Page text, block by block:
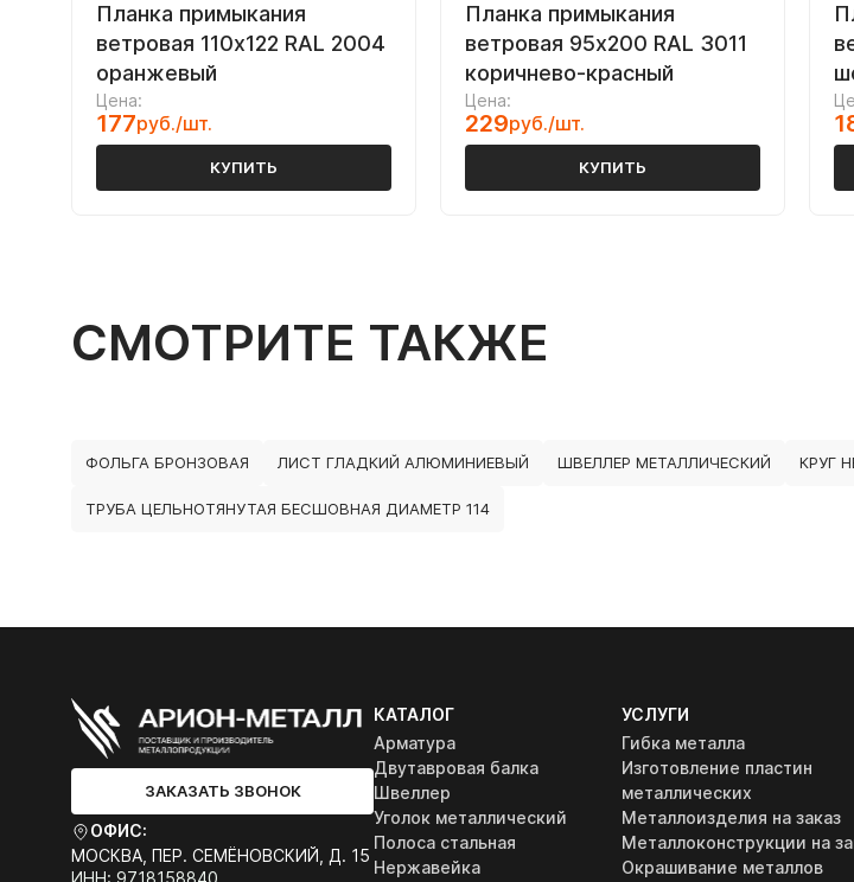
Планка примыкания
ветровая 110х122 RAL 2004
оранжевый
Цена:
177руб./шт.
КУПИТЬ
Планка примыкания
ветровая 95х200 RAL 3011
коричнево-красный
Цена:
229руб./шт.
КУПИТЬ
СМОТРИТЕ ТАКЖЕ
ФОЛЬГА БРОНЗОВАЯ ЛИСТ ГЛАДКИЙ АЛЮМИНИЕВЫЙ ШВЕЛЛЕР МЕТАЛЛИЧЕСКИЙ КРУГ
ТРУБА ЦЕЛЬНОТЯНУТАЯ БЕСШОВНАЯ ДИАМЕТР 114
ЗАКАЗАТЬ ЗВОНОК
ОФИС:
МОСКВА, ПЕР. СЕМЁНОВСКИЙ, Д. 15
ИНН: 9718158840
КАТАЛОГ
Арматура
Двутавровая балка
Швеллер
Уголок металлический
Полоса стальная
Нержавейка
УСЛУГИ
Гибка металла
Изготовление пластин
металлических
Металлоизделия на заказ
Металлоконструкции на
Окрашивание металлов